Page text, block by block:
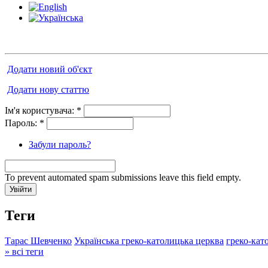
Додати новий об'єкт
Додати нову статтю
Ім'я користувача: *
Пароль: *
Забули пароль?
To prevent automated spam submissions leave this field empty.
Теги
Тарас Шевченко Українська греко-католицька церква греко-
» всі теги